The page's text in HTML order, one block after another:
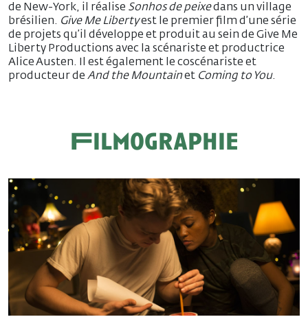
de New-York, il réalise Sonhos de peixedans un village
brésilien. Give Me Libertyest le premier film d’une série
de projets qu’il développe et produit au sein de Give Me
Liberty Productions avec la scénariste et productrice
Alice Austen. Il est également le coscénariste et
producteur de And the Mountainet Coming to You.
Filmographie